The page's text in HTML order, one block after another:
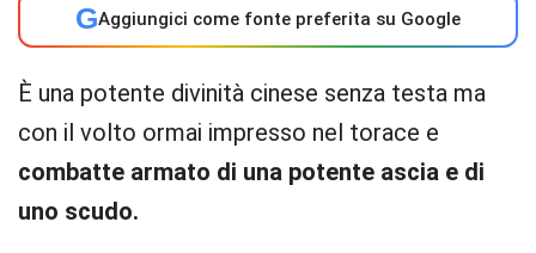
GAggiungici come fonte preferita su Google
È una potente divinità cinese senza testa ma
con il volto ormai impresso nel torace e
combatte armato di una potente ascia e di
uno scudo.